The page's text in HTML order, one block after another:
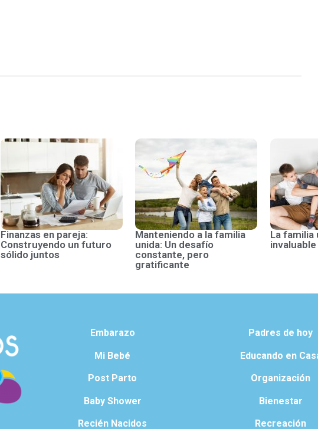
Finanzas en pareja:
Construyendo un futuro
sólido juntos
Manteniendo a la familia
unida: Un desafío
constante, pero
gratificante
La familia
invaluable
Embarazo
Mi Bebé
Post Parto
Baby Shower
Recién Nacidos
Padres de hoy
Educando en
Organización
Bienestar
Recreación